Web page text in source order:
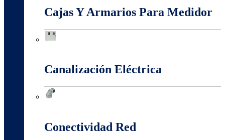
Cajas Y Armarios Para Medidor
Canalización Eléctrica
Conectividad Red